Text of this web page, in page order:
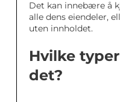
Det kan innebære å
alle dens eiendeler,
uten innholdet.
Hvilke
det?